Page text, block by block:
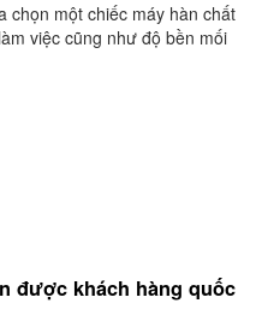
một chiếc máy hàn chất
việc cũng như độ bền mối
được khách hàng quốc